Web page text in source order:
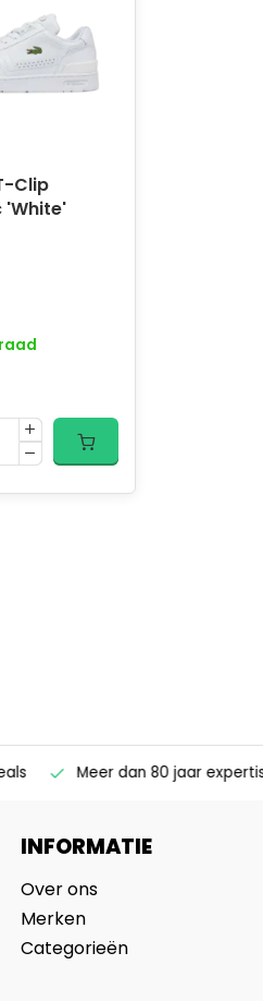
Clip
'White'
Meer dan 80 jaar expertise
INFORMATIE
Over ons
Merken
Categorieën